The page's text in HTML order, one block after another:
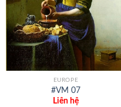
EUROPE
#VM 07
Liên hệ